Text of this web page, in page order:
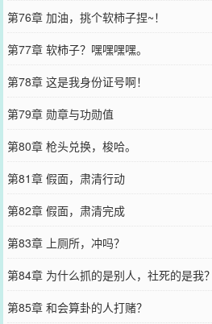
第76章 加油，挑个软柿子捏~！
第77章 软柿子？嘿嘿嘿嘿。
第78章 这是我身份证号啊！
第79章 勋章与功勋值
第80章 枪头兑换，梭哈。
第81章 假面，肃清行动
第82章 假面，肃清完成
第83章 上厕所，冲吗？
第84章 为什么抓的是别人，社死的是我？
第85章 和会算卦的人打赌？